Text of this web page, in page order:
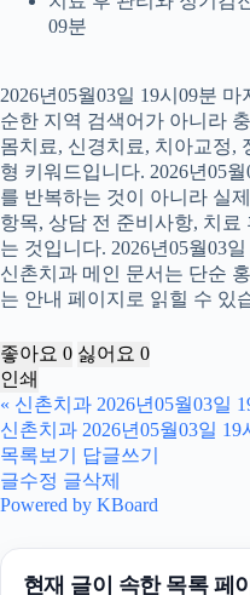
09분
2026년05월03일 19시09분
순한 지역 검색어가 아니라
몸치료, 신경치료, 치아교정,
형 키워드입니다. 2026년05
를 반복하는 것이 아니라 실
항목, 상담 전 준비사항, 치
는 것입니다. 2026년05월03
신촌치과 메인 문서는 단순
는 안내 페이지로 읽힐 수 있
좋아요 0 싫어요 0
인쇄
« 신촌치과 2026년05월03일
신촌치과 2026년05월03일
목록보기
답글쓰기
글수정 글삭제
Powered by KBoard
현재 글이 속한 목록 페